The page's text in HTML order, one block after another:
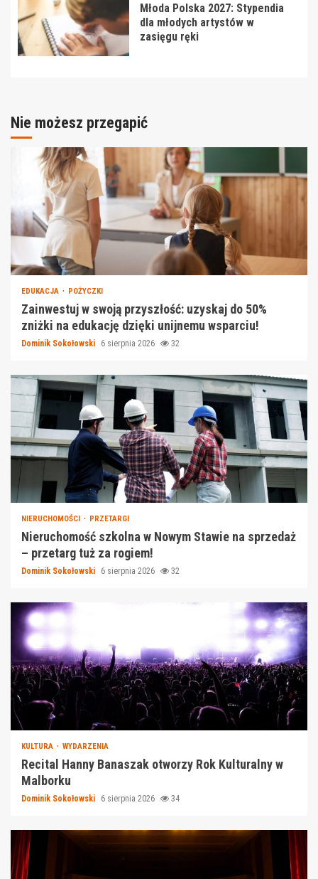
Młoda Polska 2027: Stypendia
dla młodych artystów w
zasięgu ręki
Nie możesz przegapić
EDUKACJA POŻYCZKI
Zainwestuj w swoją przyszłość: uzyskaj do 50%
zniżki na edukację dzięki unijnemu wsparciu!
Dominik Sokołowski 6 sierpnia 2026 32
NIERUCHOMOŚCI PRZETARGI
Nieruchomość szkolna w Nowym Stawie na sprzedaż
– przetarg tuż za rogiem!
Dominik Sokołowski 6 sierpnia 2026 32
KULTURA WYDARZENIA
Recital Hanny Banaszak otworzy Rok Kulturalny w
Malborku
Dominik Sokołowski 6 sierpnia 2026 34